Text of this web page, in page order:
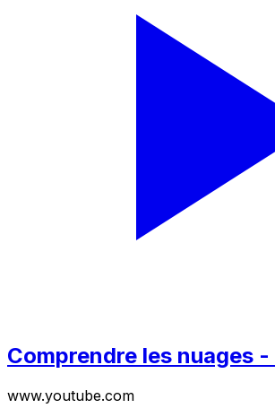
Comprendre les nuages -
www.youtube.com